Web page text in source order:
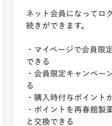
ネット会員になってロ
続きができます。
・マイページで会員限
できる
・会員限定キャンペー
る
・購入時付与ポイ ント
・ポイ ントを再春館製
と交換できる